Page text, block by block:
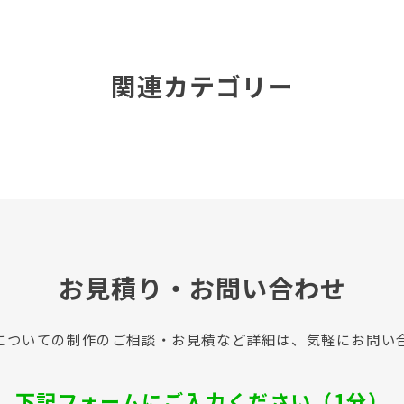
関連カテゴリー
お見積り・お問い合わせ
ついての制作のご相談・お見積など詳細は、気軽にお問い